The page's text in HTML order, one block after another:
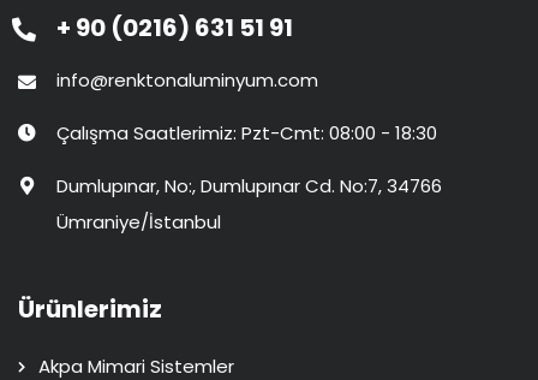
+ 90 (0216) 631 51 91
info@renktonaluminyum.com
Çalışma Saatlerimiz: Pzt-Cmt: 08:00 - 18:30
Dumlupınar, No:, Dumlupınar Cd. No:7, 34766
Ümraniye/İstanbul
Ürünlerimiz
Akpa Mimari Sistemler